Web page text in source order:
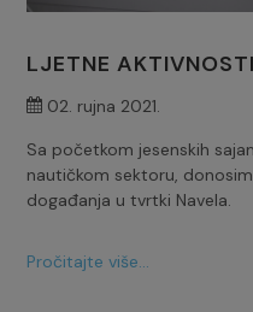
LJETNE
02. rujna 2021.
Sa početkom jesenskih
nautičkom sektoru,
događanja u tvrtki Navela.
Pročitajte više...